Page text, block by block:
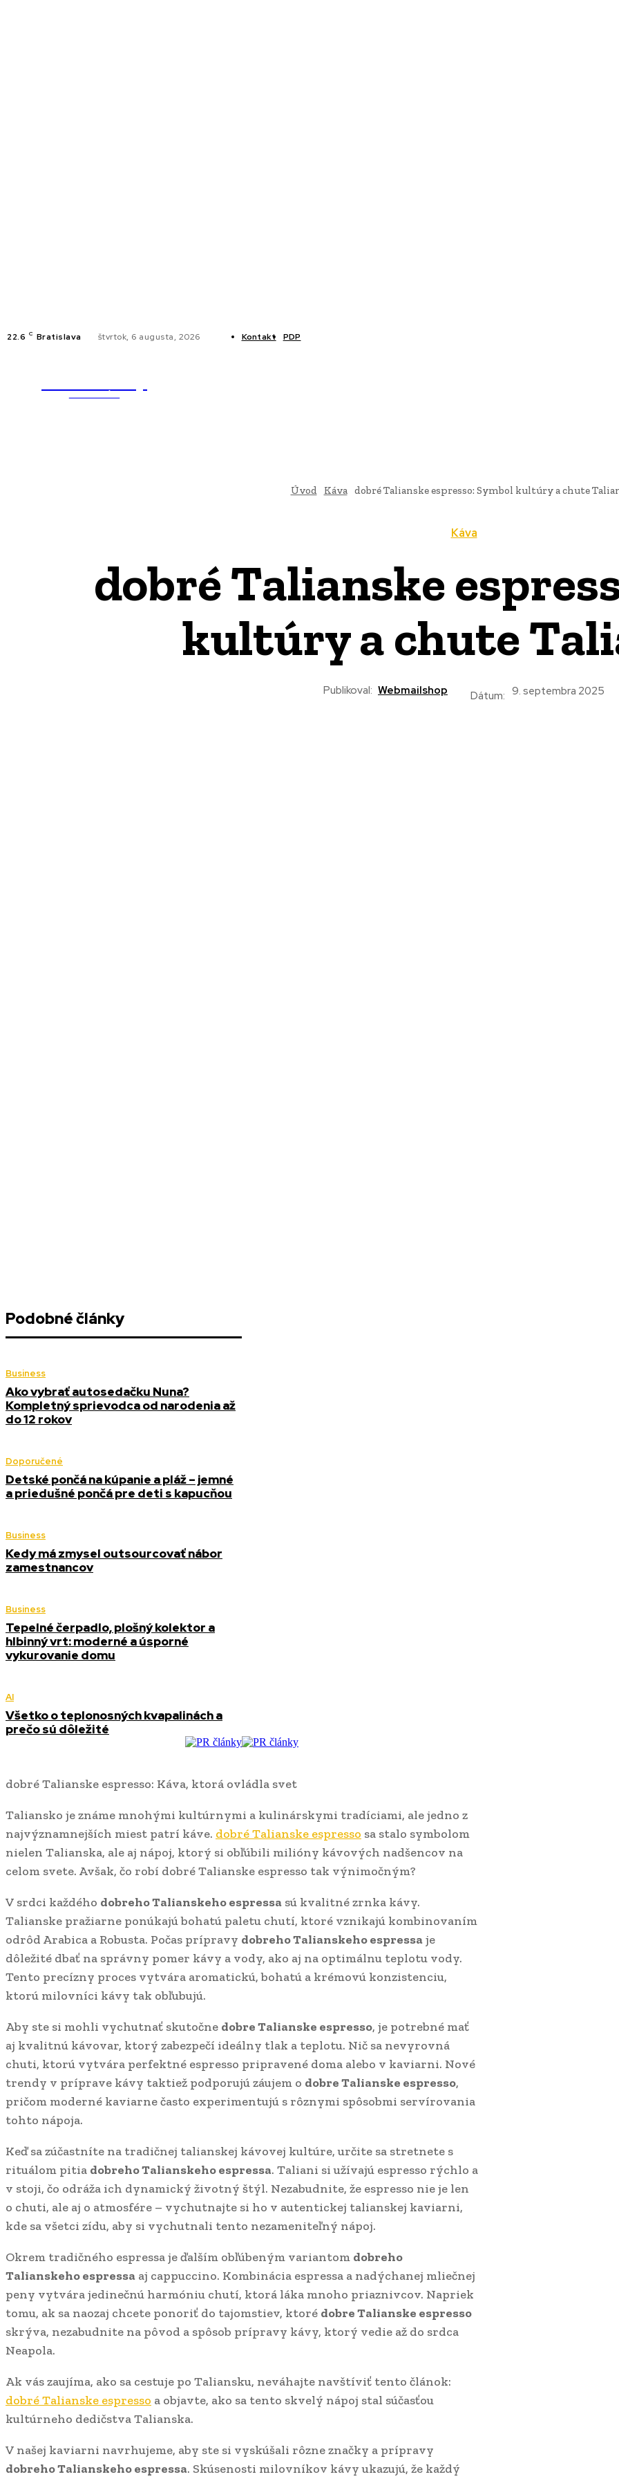
22.6 C Bratislava štvrtok, 6 augusta, 2026 Kontakt PDP
Úvod Káva dobré Talianske espresso: Symbol kultúry a chute
Káva
dobré Talianske
kultúry a chute
Publikoval: Webmailshop Dátum: 9. septembra 2025
Podobné články
Business
Ako vybrať autosedačku Nuna?
Kompletný sprievodca od narodenia až
do 12 rokov
Doporučené
Detské pončá na kúpanie a pláž – jemné
a priedušné pončá pre deti s kapucňou
Business
Kedy má zmysel outsourcovať nábor
zamestnancov
Business
Tepelné čerpadlo, plošný kolektor a
hlbinný vrt: moderné a úsporné
vykurovanie domu
AI
Všetko o teplonosných kvapalinách a
prečo sú dôležité
dobré Talianske espresso: Káva, ktorá ovládla svet
Taliansko je známe mnohými kultúrnymi a kulinárskymi tradíciami, ale jedno z
najvýznamnejších miest patrí káve. dobré Talianske espresso sa stalo symbolom
nielen Talianska, ale aj nápoj, ktorý si obľúbili milióny kávových nadšencov na
celom svete. Avšak, čo robí dobré Talianske espresso tak výnimočným?
V srdci každého dobreho Talianskeho espressa sú kvalitné zrnka kávy.
Talianske pražiarne ponúkajú bohatú paletu chutí, ktoré vznikajú kombinovaním
odrôd Arabica a Robusta. Počas prípravy dobreho Talianskeho espressaje
dôležité dbať na správny pomer kávy a vody, ako aj na optimálnu teplotu vody.
Tento precízny proces vytvára aromatickú, bohatú a krémovú konzistenciu,
ktorú milovníci kávy tak obľubujú.
Aby ste si mohli vychutnať skutočne dobre Talianske espresso, je potrebné mať
aj kvalitnú kávovar, ktorý zabezpečí ideálny tlak a teplotu. Nič sa nevyrovná
chuti, ktorú vytvára perfektné espresso pripravené doma alebo v kaviarni. Nové
trendy v príprave kávy taktiež podporujú záujem o dobre Talianske espresso,
pričom moderné kaviarne často experimentujú s rôznymi spôsobmi servírovania
tohto nápoja.
Keď sa zúčastníte na tradičnej talianskej kávovej kultúre, určite sa stretnete s
rituálom pitia dobreho Talianskeho espressa. Taliani si užívajú espresso rýchlo a
v stoji, čo odráža ich dynamický životný štýl. Nezabudnite, že espresso nie je len
o chuti, ale aj o atmosfére – vychutnajte si ho v autentickej talianskej kaviarni,
kde sa všetci zídu, aby si vychutnali tento nezameniteľný nápoj.
Okrem tradičného espressa je ďalším obľúbeným variantom dobreho
Talianskeho espressa aj cappuccino. Kombinácia espressa a nadýchanej mliečnej
peny vytvára jedinečnú harmóniu chutí, ktorá láka mnoho priaznivcov. Napriek
tomu, ak sa naozaj chcete ponoriť do tajomstiev, ktoré dobre Talianske espresso
skrýva, nezabudnite na pôvod a spôsob prípravy kávy, ktorý vedie až do srdca
Neapola.
Ak vás zaujíma, ako sa cestuje po Taliansku, neváhajte navštíviť tento článok:
dobré Talianske espresso a objavte, ako sa tento skvelý nápoj stal súčasťou
kultúrneho dedičstva Talianska.
V našej kaviarni navrhujeme, aby ste si vyskúšali rôzne značky a prípravy
dobreho Talianskeho espressa. Skúsenosti milovníkov kávy ukazujú, že každý